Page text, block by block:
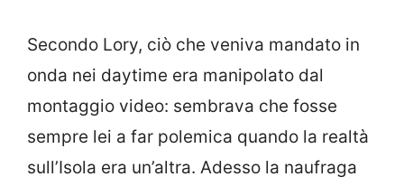
Secondo Lory, ciò che veniva mandato in
onda nei daytime era manipolato dal
montaggio video: sembrava che fosse
sempre lei a far polemica quando la realtà
sull’Isola era un’altra. Adesso la naufraga